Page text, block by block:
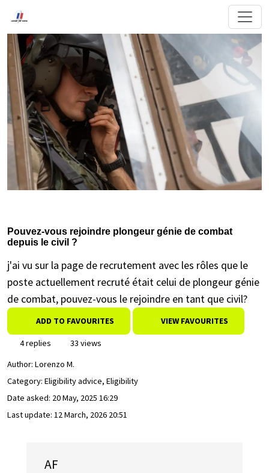
Pouvez-vous rejoindre plongeur génie de combat
depuis le civil ?
j'ai vu sur la page de recrutement avec les rôles que le
poste actuellement recruté était celui de plongeur génie
de combat, pouvez-vous le rejoindre en tant que civil?
ADD TO FAVOURITES VIEW FAVOURITES
4 replies
33 views
Author: Lorenzo M.
Category: Eligibility advice, Eligibility
Date asked: 20 May, 2025 16:29
Last update: 12 March, 2026 20:51
AF